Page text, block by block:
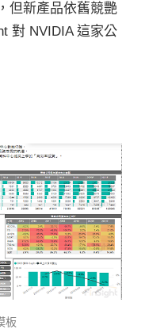
但新產品依舊競艷
對 NVIDIA 這家公
板